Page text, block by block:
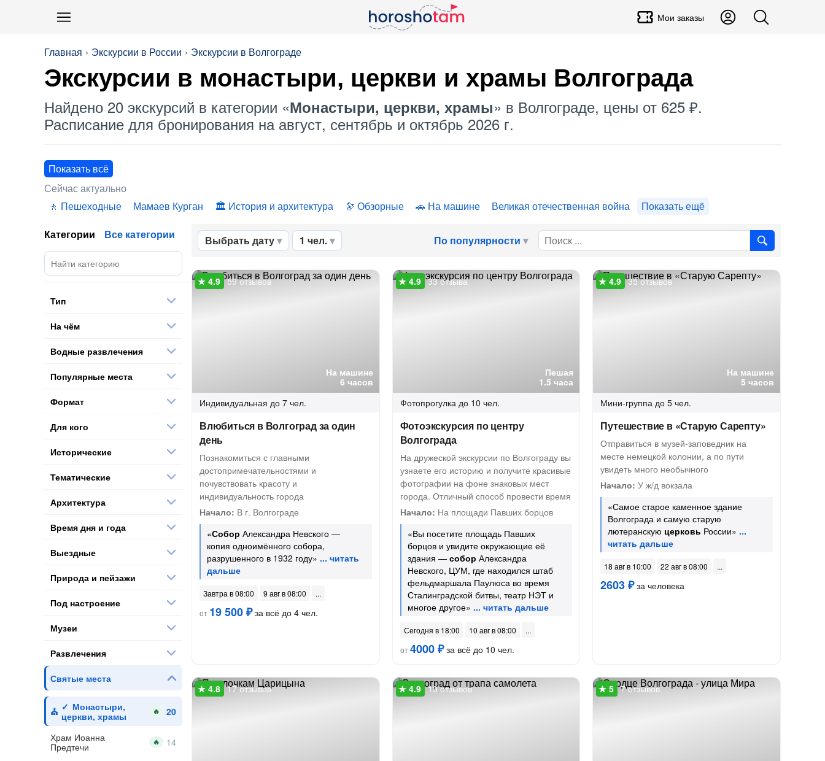
Мои заказы
Главная Экскурсии в России Экскурсии в Волгограде
Экскурсии в монастыри, церкви и храмы Волгограда
Найдено 20 экскурсий в категории «Монастыри, церкви, храмы» в Волгограде, цены от 625 ₽.
Расписание для бронирования на август, сентябрь и октябрь 2026 г.
Показать всё
Сейчас актуально
Пешеходные
Мамаев Курган История и архитектура Обзорные На машине Великая отечественная война Показать ещё
Выбрать дату 1 чел. По популярности
На машине
6 часов
59 отзывов
Индивидуальная до 7 чел.
Влюбиться в Волгоград за один
день
Познакомиться с главными
достопримечательностями и
почувствовать красоту и
индивидуальность города
Начало: В г. Волгограде
«Собор Александра Невского —
копия одноимённого собора,
разрушенного в 1932 году»
Завтра в 08:00
9 авг в 08:00
от 19 500 ₽за всё до 4 чел.
Пешая
1.5 часа
33 отзыва
Фотопрогулка до 10 чел.
Фотоэкскурсия по центру
Волгограда
На дружеской экскурсии по Волгограду вы
узнаете его историю и получите красивые
фотографии на фоне знаковых мест
города. Отличный способ провести время
Начало: На площади Павших борцов
«Вы посетите площадь Павших
борцов и увидите окружающие её
здания — собор Александра
Невского, ЦУМ, где находился штаб
фельдмаршала Паулюса во время
Сталинградской битвы, театр НЭТ и
многое другое»
Сегодня в 18:00
10 авг в 08:00
от4000 ₽за всё до 10 чел.
На машине
5 часов
35 отзывов
Мини-группа до 5 чел.
Путешествие в «Старую Сарепту»
Отправиться в музей-заповедник на
месте немецкой колонии, а по пути
увидеть много необычного
Начало: У ж/д вокзала
«Самое старое каменное здание
Волгограда и самую старую
лютеранскую церковь России»
18 авг в 10:00 22 авг в 08:00
2603 ₽за человека
17 отзывов 13 отзывов 7 отзывов
Категории Все категории
Тип
На чём
Водные развлечения
Популярные места
Формат
Для кого
Исторические
Тематические
Архитектура
Время дня и года
Выездные
Природа и пейзажи
Под настроение
Музеи
Развлечения
Святые места
Монастыри,
церкви, храмы
🔥
Храм Иоанна
Предтечи
🔥